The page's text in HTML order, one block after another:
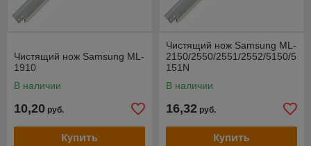
Чистящий нож Samsung ML-
1910
В наличии
10,20 руб.
Купить
Чистящий нож Samsung ML-
2150/2550/2551/2552/5150/5
151N
В наличии
16,32 руб.
Купить